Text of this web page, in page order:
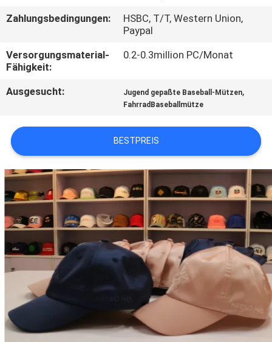
UNS
VERBINDUNG
NACHRICHTEN
FÄLLE
SITEMAP
PRIVACY
POLICY
Zahlungsbedingungen:
HSBC, T/T, Western Union,
Paypal
Versorgungsmaterial-
Fähigkeit:
0.2-0.3million PC/Monat
Ausgesucht: Jugend gepaßte Baseball-Mützen,
FahrradBaseballmütze
BESTPREIS